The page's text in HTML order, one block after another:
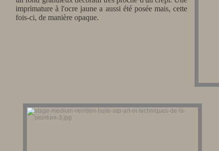
imprimature à l'ocre jaune a aussi été posée mais, cette
fois-ci, de manière opaque.